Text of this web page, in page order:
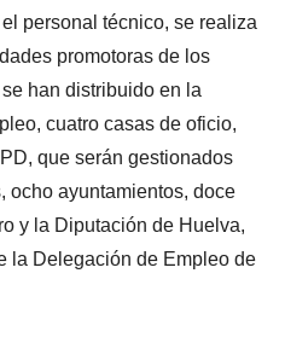
personal técnico, se realiza
promotoras de los
han distribuido en la
cuatro casas de oficio,
que serán gestionados
ocho ayuntamientos, doce
y la Diputación de Huelva,
la Delegación de Empleo de